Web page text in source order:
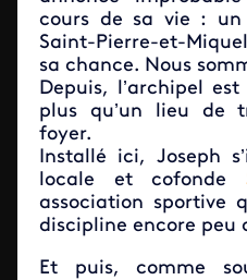
cours de sa vie : un
Saint-Pierre-et-
sa chance. Nous
Depuis, l’archipel
plus qu’un lieu de
foyer.
Installé ici, Joseph
locale et cofonde
association sportive
discipline encore peu
Et puis, comme